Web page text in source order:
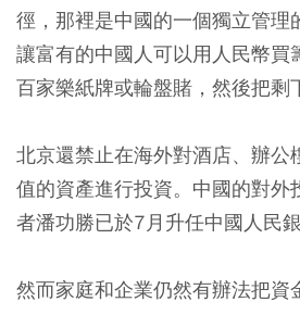
徑，那裡是中國的一個獨立管理
讓富有的中國人可以用人民幣買
百家樂紙牌或輪盤賭，然後把剩
北京還禁止在海外對酒店、辦公
值的資產進行投資。中國的對外
者潘功勝已於7月升任中國人民銀
然而家庭和企業仍然有辦法把資